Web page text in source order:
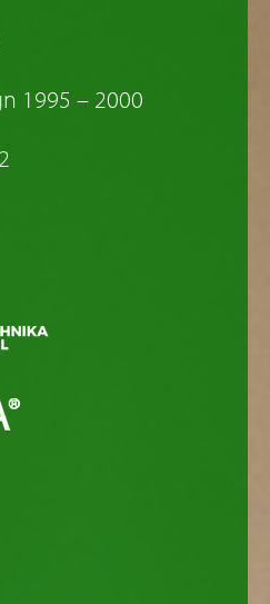
1995 – 2000